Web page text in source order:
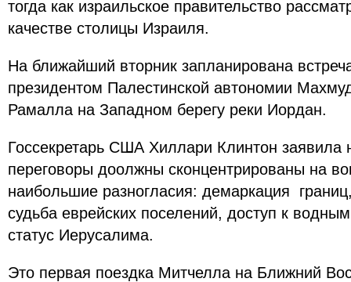
тогда как израильское правительство
качестве столицы Израиля.
На ближайший вторник запланирована
президентом Палестинской автономии
Рамалла на Западном берегу реки Иордан.
Госсекретарь США Хиллари Клинтон заявила
переговоры доолжны сконцентрированы на
наибольшие разногласия: демаркация
судьба еврейских поселений, доступ к
статус Иерусалима.
Это первая поездка Митчелла на Ближний